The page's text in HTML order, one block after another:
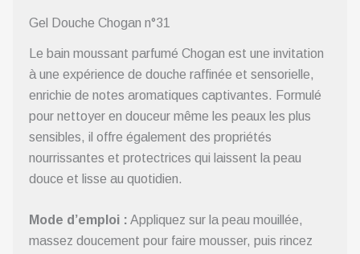
Gel Douche Chogan n°31
Le bain moussant parfumé Chogan est une invitation
à une expérience de douche raffinée et sensorielle,
enrichie de notes aromatiques captivantes. Formulé
pour nettoyer en douceur même les peaux les plus
sensibles, il offre également des propriétés
nourrissantes et protectrices qui laissent la peau
douce et lisse au quotidien.
Mode d’emploi : Appliquez sur la peau mouillée,
massez doucement pour faire mousser, puis rincez